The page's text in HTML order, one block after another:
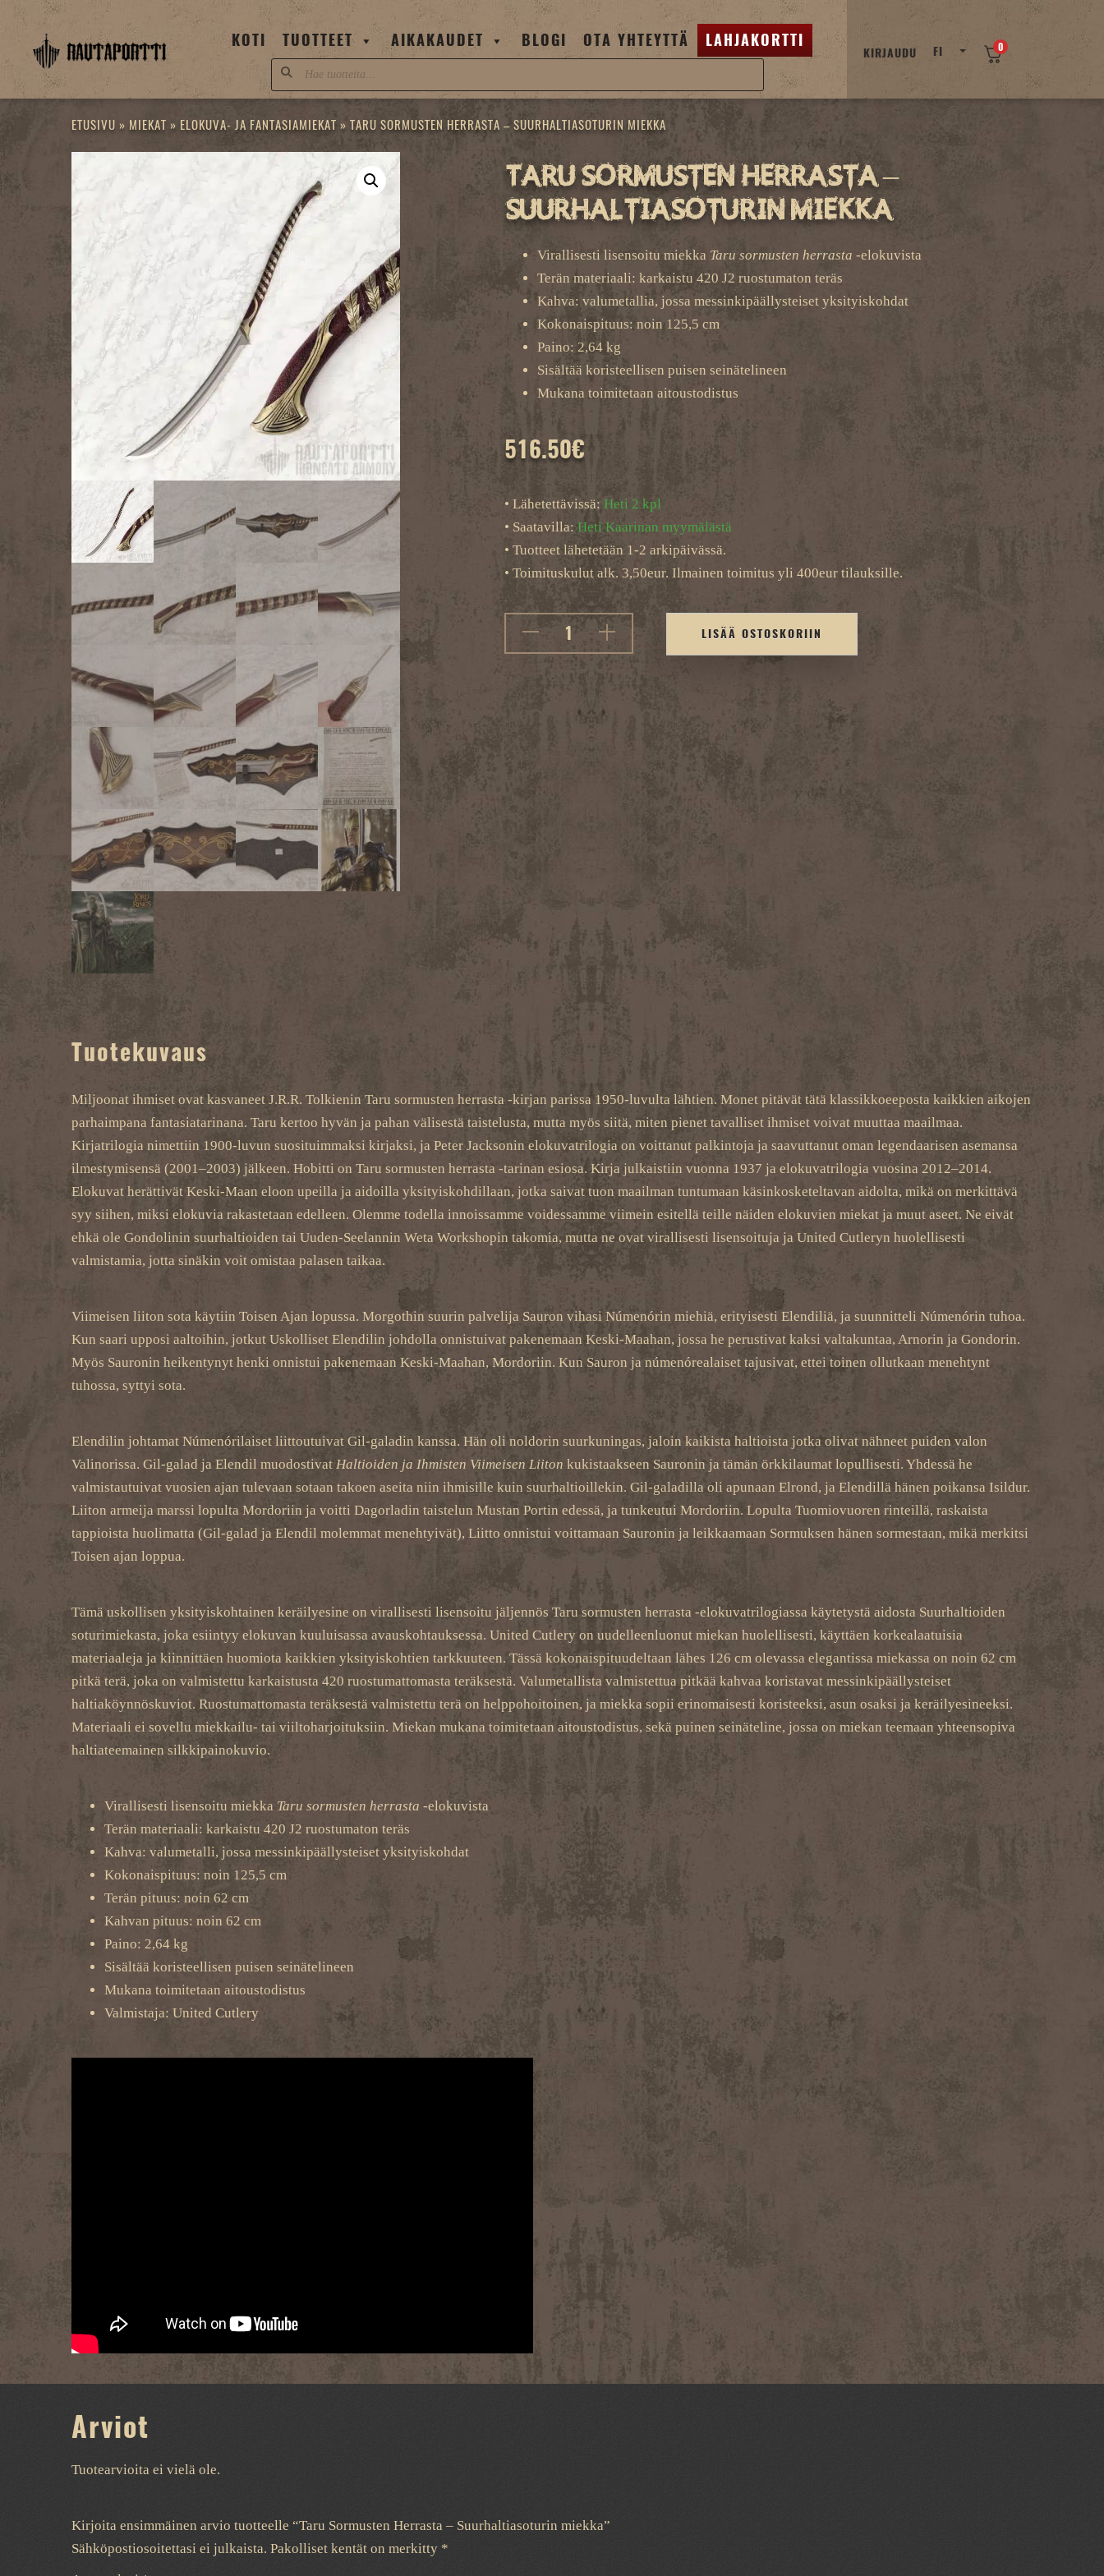
Skip
content
KOTI TUOTTEET AIKAKAUDET BLOGI OTA YHTEYTTÄ LAHJAKORTTI
Products
search
KIRJAUDU FI 0
ETUSIVU » MIEKAT » ELOKUVA- JA FANTASIAMIEKAT » TARU SORMUSTEN HERRASTA – SUURHALTIASOTURIN MIEKKA
Taru Sormusten Herrasta –
Suurhaltiasoturin miekka
Virallisesti lisensoitu miekka Taru sormusten herrasta -elokuvista
Terän materiaali: karkaistu 420 J2 ruostumaton teräs
Kahva: valumetallia, jossa messinkipäällysteiset yksityiskohdat
Kokonaispituus: noin 125,5 cm
Paino: 2,64 kg
Sisältää koristeellisen puisen seinätelineen
Mukana toimitetaan aitoustodistus
516.50€
• Lähetettävissä: Heti 2 kpl
• Saatavilla:Heti Kaarinan myymälästä
• Tuotteet lähetetään 1-2 arkipäivässä.
• Toimituskulut alk. 3,50eur. Ilmainen toimitus yli 400eur tilauksille.
LISÄÄ OSTOSKORIIN
Tuotekuvaus
Miljoonat ihmiset ovat kasvaneet J.R.R. Tolkienin Taru sormusten herrasta -kirjan parissa 1950-luvulta lähtien. Monet pitävät tätä klassikkoeeposta kaikkien aikojen
parhaimpana fantasiatarinana. Taru kertoo hyvän ja pahan välisestä taistelusta, mutta myös siitä, miten pienet tavalliset ihmiset voivat muuttaa maailmaa.
Kirjatrilogia nimettiin 1900-luvun suosituimmaksi kirjaksi, ja Peter Jacksonin elokuvatrilogia on voittanut palkintoja ja saavuttanut oman legendaarisen asemansa
ilmestymisensä (2001–2003) jälkeen. Hobitti on Taru sormusten herrasta -tarinan esiosa. Kirja julkaistiin vuonna 1937 ja elokuvatrilogia vuosina 2012–2014.
Elokuvat herättivät Keski-Maan eloon upeilla ja aidoilla yksityiskohdillaan, jotka saivat tuon maailman tuntumaan käsinkosketeltavan aidolta, mikä on merkittävä
syy siihen, miksi elokuvia rakastetaan edelleen. Olemme todella innoissamme voidessamme viimein esitellä teille näiden elokuvien miekat ja muut aseet. Ne eivät
ehkä ole Gondolinin suurhaltioiden tai Uuden-Seelannin Weta Workshopin takomia, mutta ne ovat virallisesti lisensoituja ja United Cutleryn huolellisesti
valmistamia, jotta sinäkin voit omistaa palasen taikaa.
Viimeisen liiton sota käytiin Toisen Ajan lopussa. Morgothin suurin palvelija Sauron vihasi Númenórin miehiä, erityisesti Elendiliä, ja suunnitteli Númenórin tuhoa.
Kun saari upposi aaltoihin, jotkut Uskolliset Elendilin johdolla onnistuivat pakenemaan Keski-Maahan, jossa he perustivat kaksi valtakuntaa, Arnorin ja Gondorin.
Myös Sauronin heikentynyt henki onnistui pakenemaan Keski-Maahan, Mordoriin. Kun Sauron ja númenórealaiset tajusivat, ettei toinen ollutkaan menehtynt
tuhossa, syttyi sota.
Elendilin johtamat Númenórilaiset liittoutuivat Gil-galadin kanssa. Hän oli noldorin suurkuningas, jaloin kaikista haltioista jotka olivat nähneet puiden valon
Valinorissa. Gil-galad ja Elendil muodostivat Haltioiden ja Ihmisten Viimeisen Liiton kukistaakseen Sauronin ja tämän örkkilaumat lopullisesti. Yhdessä he
valmistautuivat vuosien ajan tulevaan sotaan takoen aseita niin ihmisille kuin suurhaltioillekin. Gil-galadilla oli apunaan Elrond, ja Elendillä hänen poikansa Isildur.
Liiton armeija marssi lopulta Mordoriin ja voitti Dagorladin taistelun Mustan Portin edessä, ja tunkeutui Mordoriin. Lopulta Tuomiovuoren rinteillä, raskaista
tappioista huolimatta (Gil-galad ja Elendil molemmat menehtyivät), Liitto onnistui voittamaan Sauronin ja leikkaamaan Sormuksen hänen sormestaan, mikä merkitsi
Toisen ajan loppua.
Tämä uskollisen yksityiskohtainen keräilyesine on virallisesti lisensoitu jäljennös Taru sormusten herrasta -elokuvatrilogiassa käytetystä aidosta Suurhaltioiden
soturimiekasta, joka esiintyy elokuvan kuuluisassa avauskohtauksessa. United Cutlery on uudelleenluonut miekan huolellisesti, käyttäen korkealaatuisia
materiaaleja ja kiinnittäen huomiota kaikkien yksityiskohtien tarkkuuteen. Tässä kokonaispituudeltaan lähes 126 cm olevassa elegantissa miekassa on noin 62 cm
pitkä terä, joka on valmistettu karkaistusta 420 ruostumattomasta teräksestä. Valumetallista valmistettua pitkää kahvaa koristavat messinkipäällysteiset
haltiaköynnöskuviot. Ruostumattomasta teräksestä valmistettu terä on helppohoitoinen, ja miekka sopii erinomaisesti koristeeksi, asun osaksi ja keräilyesineeksi.
Materiaali ei sovellu miekkailu- tai viiltoharjoituksiin. Miekan mukana toimitetaan aitoustodistus, sekä puinen seinäteline, jossa on miekan teemaan yhteensopiva
haltiateemainen silkkipainokuvio.
Virallisesti lisensoitu miekka Taru sormusten herrasta -elokuvista
Terän materiaali: karkaistu 420 J2 ruostumaton teräs
Kahva: valumetalli, jossa messinkipäällysteiset yksityiskohdat
Kokonaispituus: noin 125,5 cm
Terän pituus: noin 62 cm
Kahvan pituus: noin 62 cm
Paino: 2,64 kg
Sisältää koristeellisen puisen seinätelineen
Mukana toimitetaan aitoustodistus
Valmistaja: United Cutlery
Arviot
Tuotearvioita ei vielä ole.
Kirjoita ensimmäinen arvio tuotteelle “Taru Sormusten Herrasta – Suurhaltiasoturin miekka”
Sähköpostiosoitettasi ei julkaista. Pakolliset kentät on merkitty *